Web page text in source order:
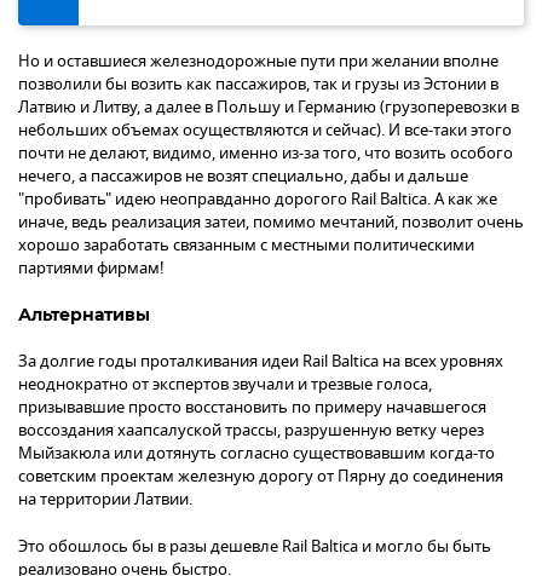
Но и оставшиеся железнодорожные пути при желании вполне
позволили бы возить как пассажиров, так и грузы из Эстонии в
Латвию и Литву, а далее в Польшу и Германию (грузоперевозки в
небольших объемах осуществляются и сейчас). И все-таки этого
почти не делают, видимо, именно из-за того, что возить особого
нечего, а пассажиров не возят специально, дабы и дальше
"пробивать" идею неоправданно дорогого Rail Baltica. А как же
иначе, ведь реализация затеи, помимо мечтаний, позволит очень
хорошо заработать связанным с местными политическими
партиями фирмам!
Альтернативы
За долгие годы проталкивания идеи Rail Baltica на всех уровнях
неоднократно от экспертов звучали и трезвые голоса,
призывавшие просто восстановить по примеру начавшегося
воссоздания хаапсалуской трассы, разрушенную ветку через
Мыйзакюла или дотянуть согласно существовавшим когда-то
советским проектам железную дорогу от Пярну до соединения
на территории Латвии.
Это обошлось бы в разы дешевле Rail Baltica и могло бы быть
реализовано очень быстро.